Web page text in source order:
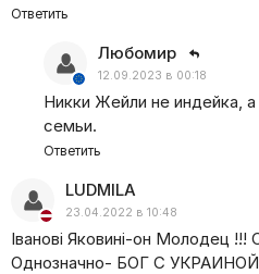
Ответить
Любомир
12.09.2023 в 00:18
Никки Жейли не индейка,
семьи.
Ответить
LUDMILA
23.04.2022 в 10:48
Іванові Яковині-он Молодец
Однозначно- БОГ С